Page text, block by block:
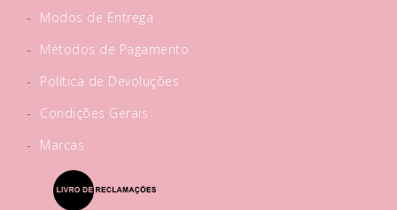
-
Modos de Entrega
-
Métodos de Pagamento
-
Política de Devoluções
-
Condições Gerais
-
Marcas